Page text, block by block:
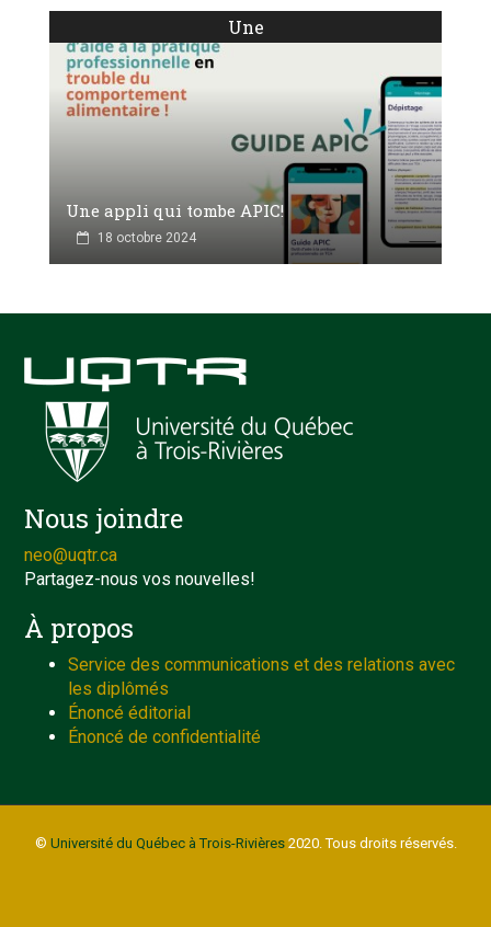
Une
Une appli qui tombe APIC!
18 octobre 2024
Nous joindre
neo@uqtr.ca
Partagez-nous vos nouvelles!
À propos
Service des communications et des relations avec
les diplômés
Énoncé éditorial
Énoncé de confidentialité
© Université du Québec à Trois-Rivières2020. Tous droits réservés.